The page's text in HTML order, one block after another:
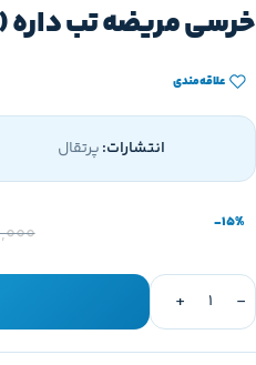
خرسی مریضه تب
علاقه‌مندی
انتشارات:پرتقال
-15%